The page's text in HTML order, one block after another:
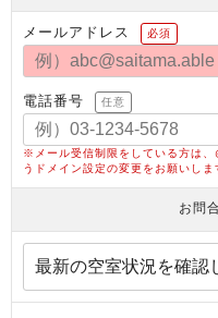
メールアドレス 必須
電話番号 任意
※メール受信制限をしている方は
うドメイン設定の変更をお願いしま
お問